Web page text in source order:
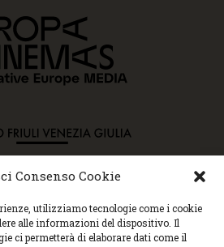
Consenso Cookie
utilizziamo tecnologie come i cookie
alle informazioni del dispositivo. Il
ci permetterà di elaborare dati come il
Cec, Tutti i diritti riservati. Nessun
copiato o manipolato. Accedendo al
sulla privacy e la Policy sui